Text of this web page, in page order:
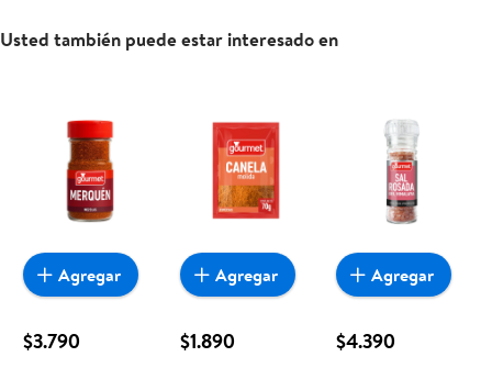
Usted también puede estar interesado en
$3.790
Agregar
$1.890
Agregar
$4.390
Agregar